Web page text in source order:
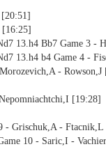
13.h4 Bb7 Game 3 -
13.h4 b4 Game 4 -
- Rowson,J
[19:28]
- Grischuk,A - Ftacnik,L
10 - Saric,I -